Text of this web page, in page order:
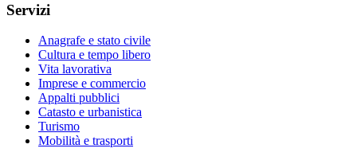
Servizi
Anagrafe e stato civile
Cultura e tempo libero
Vita lavorativa
Imprese e commercio
Appalti pubblici
Catasto e urbanistica
Turismo
Mobilità e trasporti